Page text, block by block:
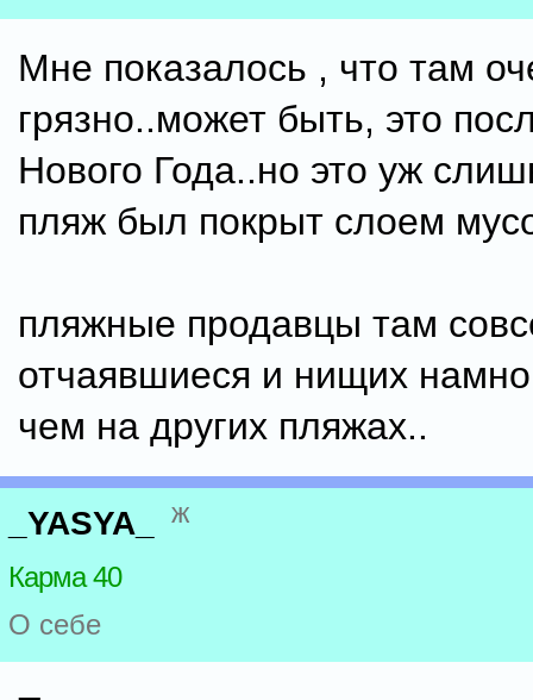
Мне показалось , что там
грязно..может быть, это
Нового Года..но это уж
пляж был покрыт слоем
пляжные продавцы там
отчаявшиеся и нищих
чем на других пляжах..
_YASYA_ ж
Карма 40
О себе